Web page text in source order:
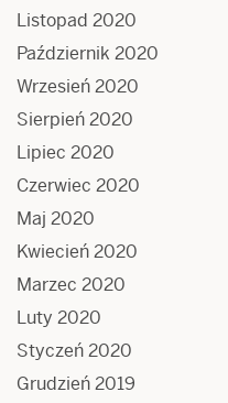
Listopad 2020
Październik 2020
Wrzesień 2020
Sierpień 2020
Lipiec 2020
Czerwiec 2020
Maj 2020
Kwiecień 2020
Marzec 2020
Luty 2020
Styczeń 2020
Grudzień 2019